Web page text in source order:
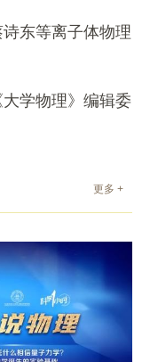
东等离子体物理
学物理》编辑委
更多 +